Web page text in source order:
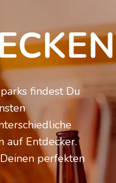
findest Du
auf Entdecker.
perfekten